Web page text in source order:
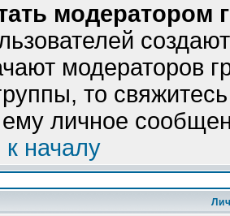
модератором
модераторов
то
ему личное
к началу